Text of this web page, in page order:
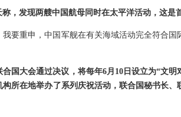
，发现两艘中国航母同时在太平洋活动，这是
要重申，中国军舰在有关海域活动完全符合
合国大会通过决议，将每年6月10日设立为“文
所在地举办了系列庆祝活动，联合国秘书长